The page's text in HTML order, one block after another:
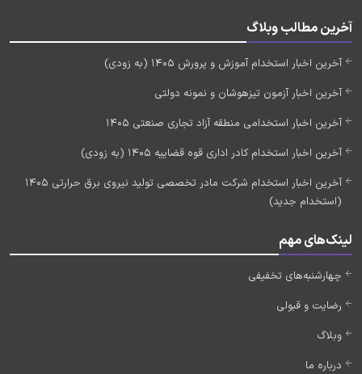
آخرین مطالب وبلاگ
آخرین اخبار استخدام آموزش و پرورش 1405 (به زودی)
آخرین اخبار آزمون تیزهوشان و نمونه دولتی
آخرین اخبار استخدامی منطقه آزاد تجاری صنعتی 1405
آخرین اخبار استخدام کادر اداری قوه قضاییه 1405 (به زودی)
آخرین اخبار استخدام شرکت مادر تخصصی تولید نیروی برق حرارتی 1405
(استخدام جدید)
لینک‌های مهم
چهارشنبه‌های تخفیفی
رضایت و قبولی
وبلاگ
درباره ما